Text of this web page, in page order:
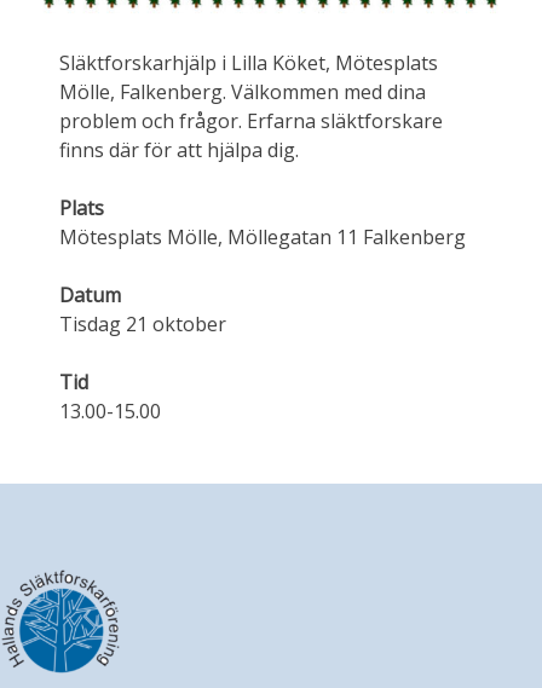
Släktforskarhjälp i Lilla Köket, Mötesplats
Mölle, Falkenberg. Välkommen med dina
problem och frågor. Erfarna släktforskare
finns där för att hjälpa dig.
Plats
Mötesplats Mölle, Möllegatan 11 Falkenberg
Datum
Tisdag 21 oktober
Tid
13.00-15.00